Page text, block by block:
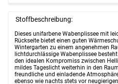
Stoffbeschreibung:
Dieses unifarbene Wabenplissee mit
Rückseite bietet einen guten
Wintergarten zu einem angenehmen
lichtdurchlässige Wabenplissee
den idealen Kompromiss zwischen
mildes Tageslicht weiterhin in den
freundliche und einladende
ebenso wie nachts stets vor